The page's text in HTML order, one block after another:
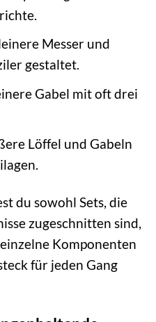
Messer und
gestaltet.
Gabel mit oft drei
Löffel und Gabeln
du sowohl Sets, die
zugeschnitten sind,
Komponenten
für jeden Gang